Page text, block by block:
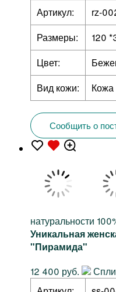
Артикул:
rz-
Размеры:
120
Цвет:
Вид кожи:
Кожа
Сообщить о
натуральности
Уникальная
"Пирамида"
12 400 руб.